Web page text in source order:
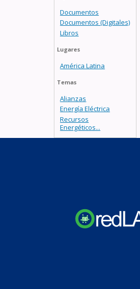
Documentos
Documentos (Digitales)
Libros
Lugares
América Latina
Temas
Alianzas
Energía Eléctrica
Recursos
Energéticos...